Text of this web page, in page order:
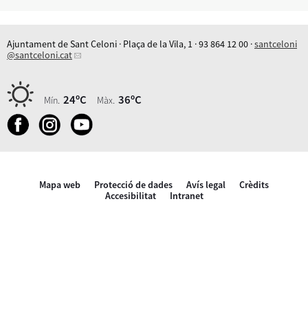
Ajuntament de Sant Celoni · Plaça de la Vila, 1 · 93 864 12 00 ·santceloni
@santceloni.cat
Mín. 24ºC Màx. 36ºC
Mapa web Protecció de dades Avís legal
Crèdits
Accesibilitat
Intranet